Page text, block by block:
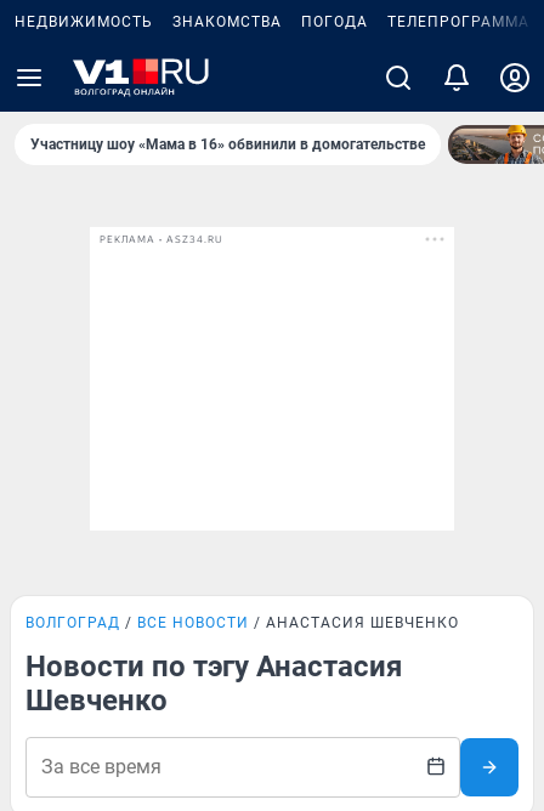
НЕДВИЖИМОСТЬ ЗНАКОМСТВА ПОГОДА ТЕЛЕПРОГРАММА
Участницу шоу «Мама в 16» обвинили в домогательстве
РЕКЛАМА • ASZ34.RU
ВОЛГОГРАД ВСЕ НОВОСТИ АНАСТАСИЯ ШЕВЧЕНКО
Новости по тэгу Анастасия
Шевченко